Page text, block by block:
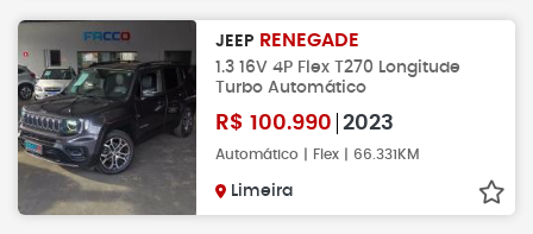
JEEP RENEGADE
1.3 16V 4P Flex T270 Longitude
Turbo Automático
R$ 100.990 2023
Automático | Flex | 66.331KM
Limeira